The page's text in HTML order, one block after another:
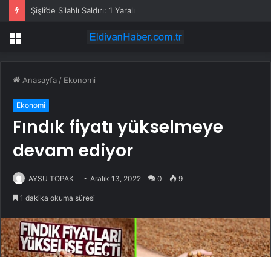
Şişli’de Silahlı Saldırı: 1 Yaralı
Menü
Anasayfa / Ekonomi
Ekonomi
Fındık fiyatı yükselmeye
devam ediyor
AYSU TOPAK Aralık 13, 2022 0 9
1 dakika okuma süresi